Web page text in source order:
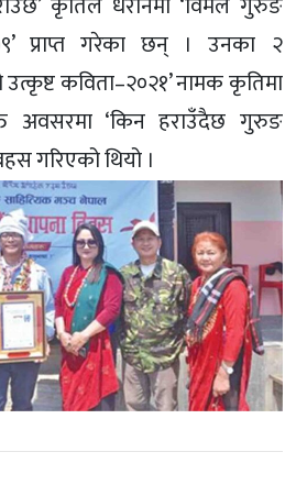
प्राप्त गरेका छन् । उनका २
कविता–२०२१’ नामक कृतिमा
अवसरमा ‘किन हराउँदैछ गुरुङ
गरिएको थियो ।